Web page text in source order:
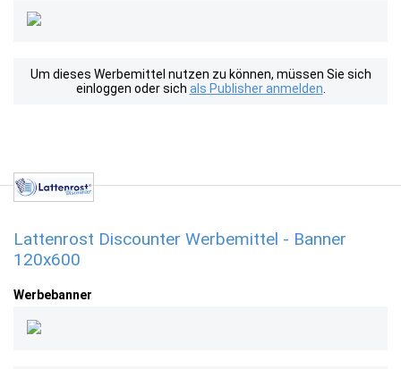
Um dieses Werbemittel nutzen zu können, müssen Sie sich
einloggen oder sich als Publisher anmelden
Lattenrost Discounter Werbemittel - Banner
120x600
Werbebanner